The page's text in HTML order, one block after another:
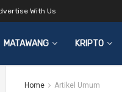
With Us
MATAWANG KRIPTO
Home Artikel Umum